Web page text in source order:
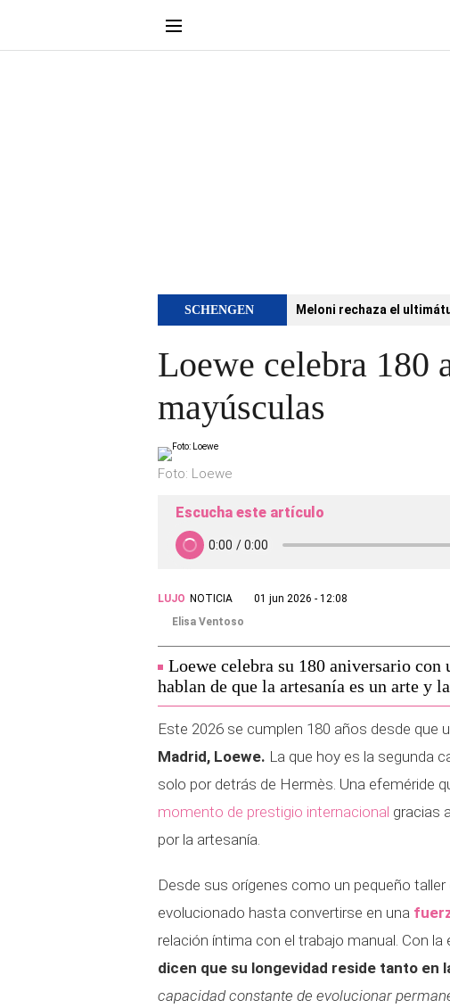
SCHENGEN Meloni rechaza el
Loewe celebra 180
mayúsculas
Foto: Loewe
Escucha este artículo
LUJO NOTICIA
01 jun 2026 - 12:08
Elisa Ventoso
Loewe celebra su 180 aniversario con
hablan de que la artesanía es un arte y
Este 2026 se cumplen 180 años desde que
Madrid, Loewe. La que hoy es la segunda
solo por detrás de Hermès. Una efeméride
momento de prestigio internacional gracias
por la artesanía.
Desde sus orígenes como un pequeño
evolucionado hasta convertirse en una
relación íntima con el trabajo manual. Con
dicen que su longevidad reside tanto en
capacidad constante de evolucionar